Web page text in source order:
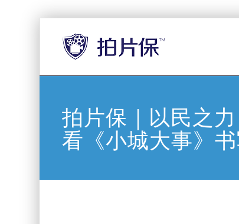
拍片保｜以民之力
看《小城大事》